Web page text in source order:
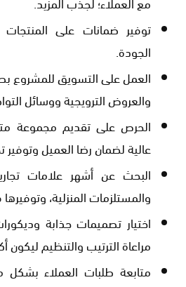
توفير ضمانات على
الجودة.
العمل على التسويق للمشروع
والعروض الترويجية ووسائل
الحرص على تقديم مجموعة
عالية لضمان رضا العميل
البحث عن أشهر علامات
والمستلزمات المنزلية،
اختيار تصميمات جذابة
مراعاة الترتيب والتنظيم ليكون
متابعة طلبات العملاء بشكل